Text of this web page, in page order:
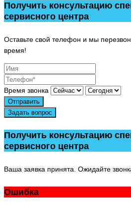
Получить консультацию
сервисного центра
Оставьте свой телефон и мы
время!
Время звонка
Отправить
Задать вопрос
Получить консультацию
сервисного центра
Ваша заявка принята. Ожидайте
Ошибка